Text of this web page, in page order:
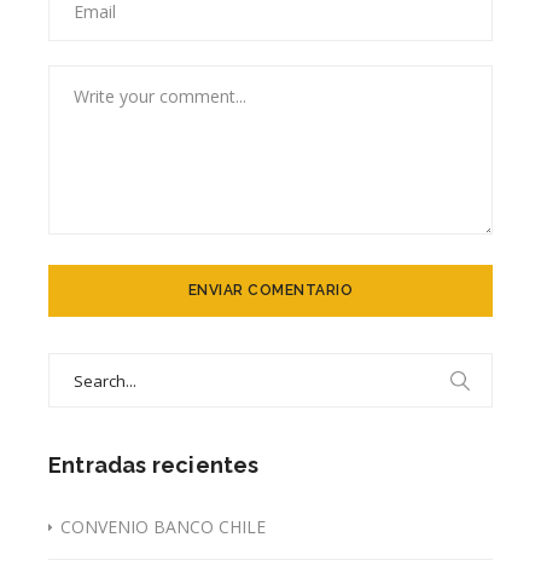
Entradas recientes
CONVENIO BANCO CHILE